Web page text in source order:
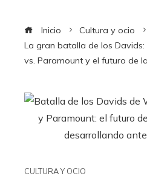
Inicio
Cultura y ocio
La gran batalla de los
vs. Paramount y el futuro de
CULTURA Y OCIO